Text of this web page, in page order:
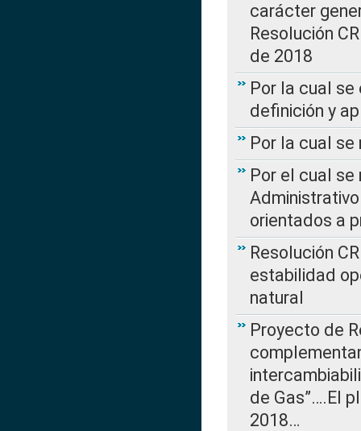
carácter
Resolución
de 2018
Por la cual
definición y
Por la cual
Por el cual
orientados a
Resolución
estabilidad
natural
Proyecto de
de Gas”….El
2018…